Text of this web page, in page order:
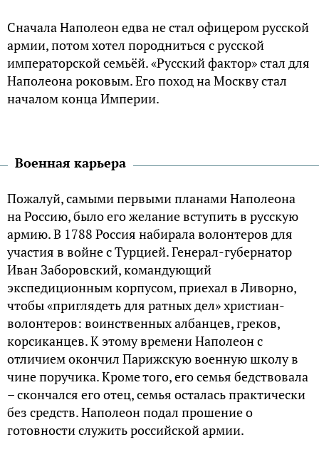
Сначала Наполеон едва не стал офицером русской
армии, потом хотел породниться с русской
императорской семьёй. «Русский фактор» стал для
Наполеона роковым. Его поход на Москву стал
началом конца Империи.
Военная карьера
Пожалуй, самыми первыми планами Наполеона
на Россию, было его желание вступить в русскую
армию. В 1788 Россия набирала волонтеров для
участия в войне с Турцией. Генерал-губернатор
Иван Заборовский, командующий
экспедиционным корпусом, приехал в Ливорно,
чтобы «приглядеть для ратных дел» христиан-
волонтеров: воинственных албанцев, греков,
корсиканцев. К этому времени Наполеон с
отличием окончил Парижскую военную школу в
чине поручика. Кроме того, его семья бедствовала
– скончался его отец, семья осталась практически
без средств. Наполеон подал прошение о
готовности служить российской армии.